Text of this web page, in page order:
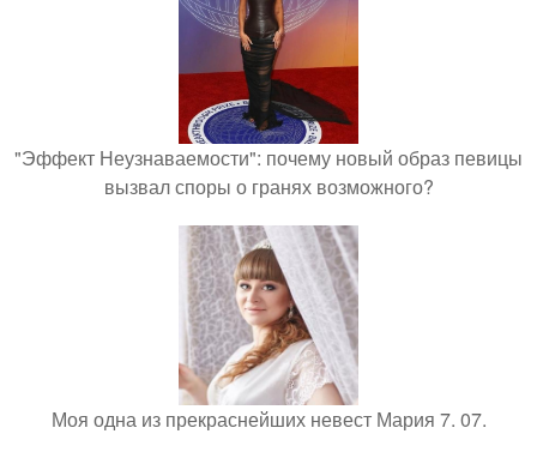
"Эффект Неузнаваемости": почему новый образ певицы
вызвал споры о гранях возможного?
Моя одна из прекраснейших невест Мария 7. 07.